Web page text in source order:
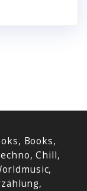
Books,
Chill,